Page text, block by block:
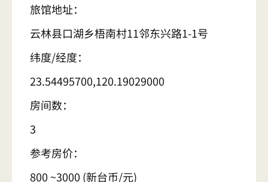
旅馆地址：
云林县口湖乡梧南村11邻东兴路1-1号
纬度/经度：
23.54495700,120.19029000
房间数：
3
参考房价：
800 ~3000 (新台币/元)